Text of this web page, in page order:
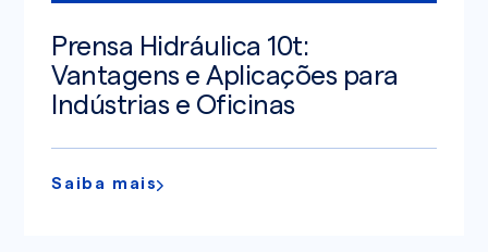
Prensa Hidráulica 10t:
Vantagens e Aplicações para
Indústrias e Oficinas
Saiba mais